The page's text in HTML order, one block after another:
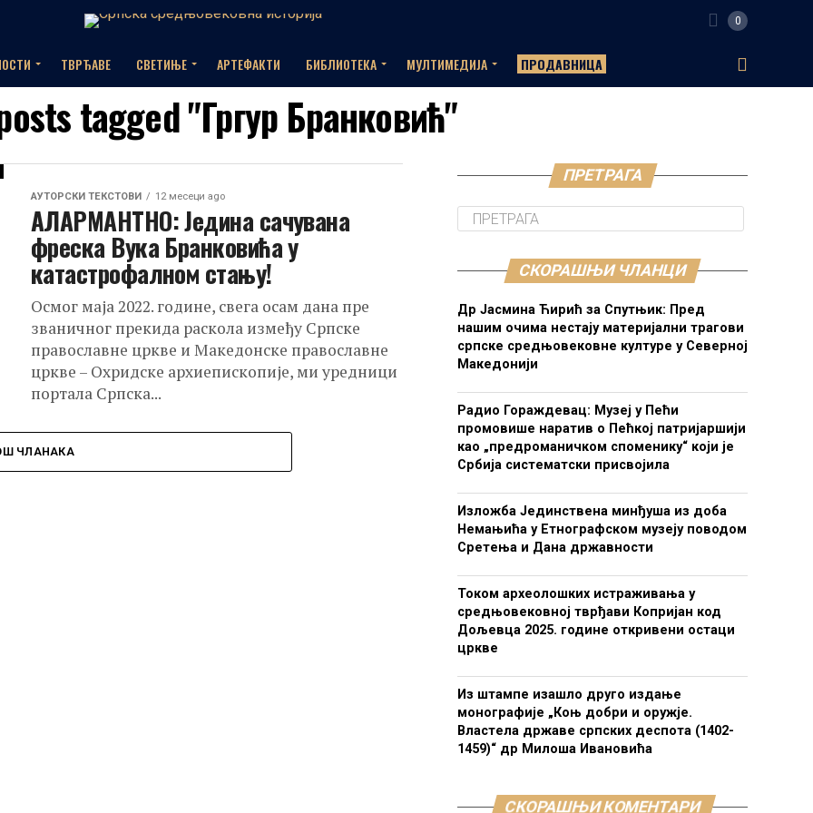
0
ТВРЂАВЕ СВЕТИЊЕ АРТЕФАКТИ БИБЛИОТЕКА МУЛТИМЕДИЈА ПРОДАВНИЦА
tagged "Гргур Бранковић"
AУТОРСКИ ТЕКСТОВИ 12 месеци ago
АЛАРМАНТНО: Једина сачувана
фреска Вука Бранковића у
катастрофалном стању!
Осмог маја 2022. године, свега осам дана пре
званичног прекида раскола између Српске
православне цркве и Македонске православне
цркве – Охридске архиепископије, ми уредници
портала Српска...
ЧЛАНАКА
ПРЕТРАГА
СКОРАШЊИ ЧЛАНЦИ
Др Јасмина Ћирић за Спутњик: Пред
нашим очима нестају материјални трагови
српске средњовековне културе у Северној
Македонији
Радио Гораждевац: Музеј у Пећи
промовише наратив о Пећкој патријаршији
као „предроманичком споменику“ који је
Србија систематски присвојила
Изложба Јединствена минђуша из доба
Немањића у Етнографском музеју поводом
Сретења и Дана државности
Током археолошких истраживања у
средњовековној тврђави Копријан код
Дољевца 2025. године откривени остаци
цркве
Из штампе изашло друго издање
монографије „Коњ добри и оружје.
Властела државе српских деспота (1402-
1459)“ др Милоша Ивановића
СКОРАШЊИ КОМЕНТАРИ